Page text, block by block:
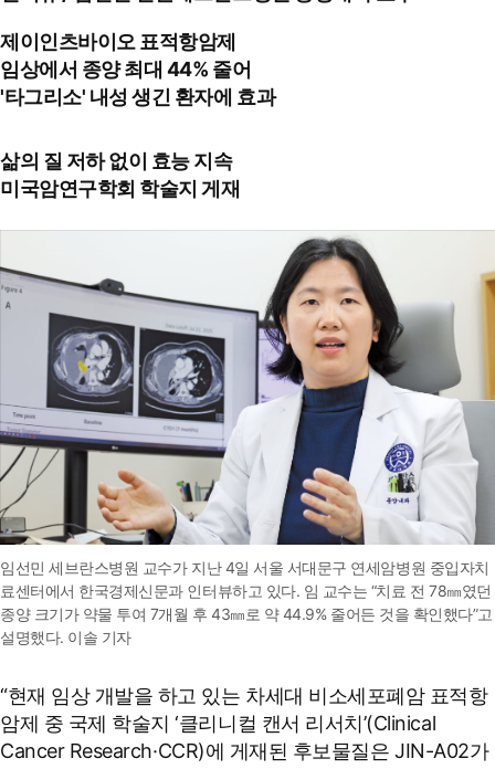
제이인츠바이오 표적항암제
임상에서 종양 최대 44% 줄어
'타그리소' 내성 생긴 환자에 효과
삶의 질 저하 없이 효능 지속
미국암연구학회 학술지 게재
임선민 세브란스병원 교수가 지난 4일 서울 서대문구 연세암병원 중입자치
료센터에서 한국경제신문과 인터뷰하고 있다. 임 교수는 “치료 전 78㎜였던
종양 크기가 약물 투여 7개월 후 43㎜로 약 44.9% 줄어든 것을 확인했다”고
설명했다. 이솔 기자
“현재 임상 개발을 하고 있는 차세대 비소세포폐암 표적항
암제 중 국제 학술지 ‘클리니컬 캔서 리서치’(Clinical
Cancer Research·CCR)에 게재된 후보물질은 JIN-A02가